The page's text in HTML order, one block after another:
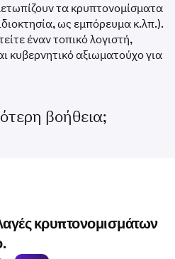
τα κρυπτονομίσματα
ως εμπόρευμα κ.λπ.).
έναν τοπικό λογιστή,
κυβερνητικό αξιωματούχο για
βοήθεια;
κρυπτονομισμάτων